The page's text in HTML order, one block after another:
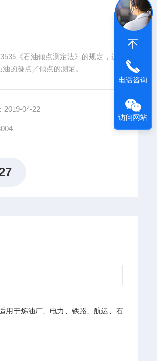
《石油倾点测定法》的规定，适
的凝点／倾点的测定。
2019-04-22
用于炼油厂、电力、铁路、航运、石
电话咨询
访问网站